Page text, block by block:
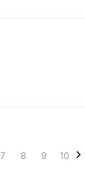
7 8 9 10